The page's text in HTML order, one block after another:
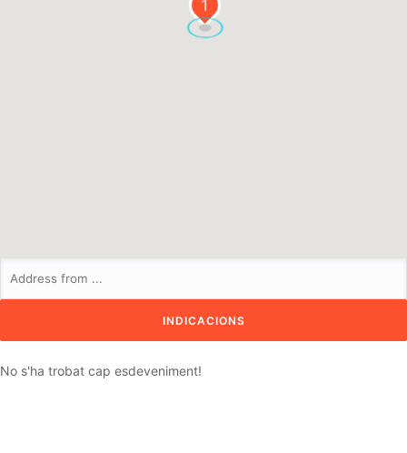
1
No s'ha trobat cap esdeveniment!